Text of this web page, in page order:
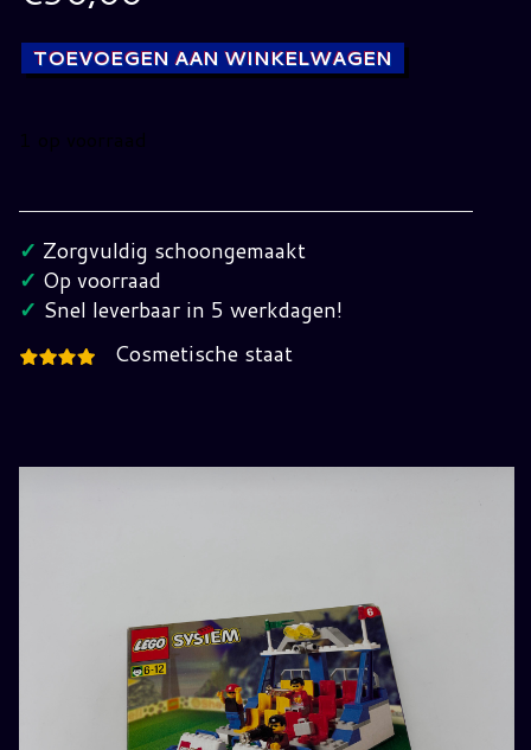
TOEVOEGEN AAN WINKELWAGEN
1 op voorraad
set
3308
Compleet
in
hoeveelheid
✓ Zorgvuldig schoongemaakt
✓ Op voorraad
✓ Snel leverbaar in 5 werkdagen!
Cosmetische staat